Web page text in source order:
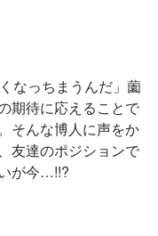
なっちまうんだ」薗
期待に応えることで
そんな博人に声をか
友達のポジションで
が今…!!?